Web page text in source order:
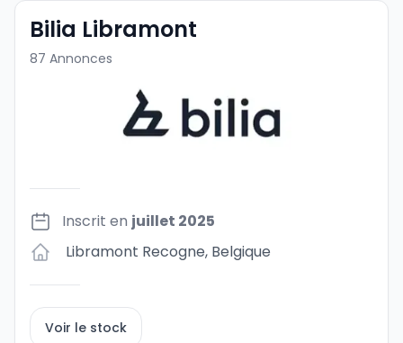
Bilia Libramont
87 Annonces
Inscrit en juillet 2025
Libramont Recogne, Belgique
Voir le stock